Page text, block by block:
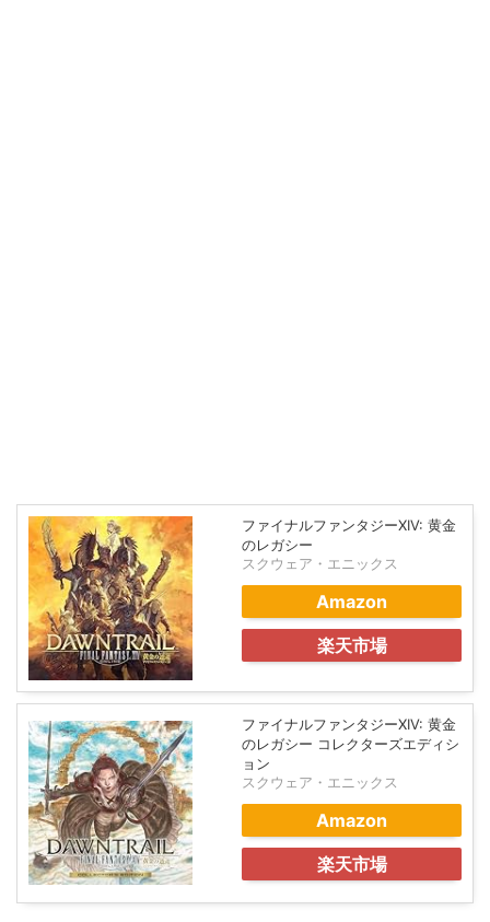
ファイナルファンタジーXIV: 黄金
のレガシー
スクウェア・エニックス
Amazon
楽天市場
ファイナルファンタジーXIV: 黄金
のレガシー コレクターズエディシ
ョン
スクウェア・エニックス
Amazon
楽天市場